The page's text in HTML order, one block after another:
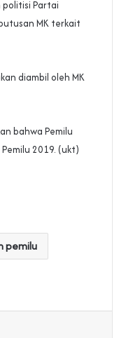
Partai
MK terkait
diambil oleh MK
bahwa Pemilu
2019. (ukt)
pemilu